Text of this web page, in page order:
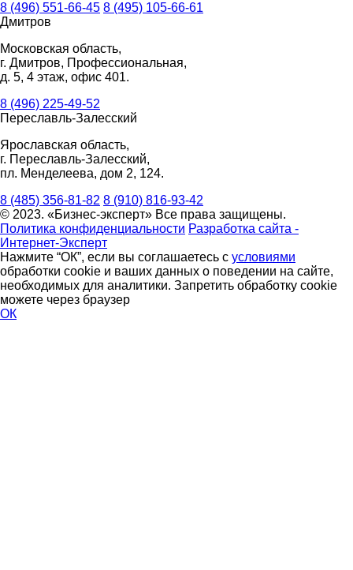
8 (496) 551-66-45 8 (495) 105-66-61
Дмитров
Московская область,
г. Дмитров, Профессиональная,
д. 5, 4 этаж, офис 401.
8 (496) 225-49-52
Переславль-Залесский
Ярославская область,
г. Переславль-Залесский,
пл. Менделеева, дом 2, 124.
8 (485) 356-81-82 8 (910) 816-93-42
© 2023. «Бизнес-эксперт» Все права защищены.
Политика конфиденциальности Разработка сайта -
Интернет-Эксперт
Нажмите “ОК”, если вы соглашаетесь с условиями
обработки cookie и ваших данных о поведении на сайте,
необходимых для аналитики. Запретить обработку cookie
можете через браузер
ОК